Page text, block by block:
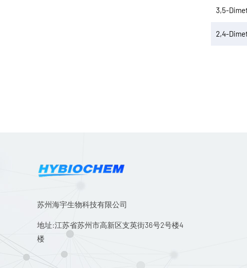
3,5-
2,4-
苏州海宇生物科技有限公司
地址:江苏省苏州市高新区支英街36号2号楼4
楼